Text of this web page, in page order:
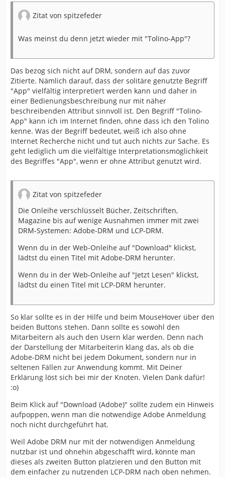
Zitat von spitzefeder
Was meinst du denn jetzt wieder mit "Tolino-App"?
Das bezog sich nicht auf DRM, sondern auf das zuvor
Zitierte. Nämlich darauf, dass der solitäre genutzte Begriff
"App" vielfältig interpretiert werden kann und daher in
einer Bedienungsbeschreibung nur mit näher
beschreibenden Attribut sinnvoll ist. Den Begriff "Tolino-
App" kann ich im Internet finden, ohne dass ich den Tolino
kenne. Was der Begriff bedeutet, weiß ich also ohne
Internet Recherche nicht und tut auch nichts zur Sache. Es
geht lediglich um die vielfältige Interpretationsmöglichkeit
des Begriffes "App", wenn er ohne Attribut genutzt wird.
Zitat von spitzefeder
Die Onleihe verschlüsselt Bücher, Zeitschriften,
Magazine bis auf wenige Ausnahmen immer mit zwei
DRM-Systemen: Adobe-DRM und LCP-DRM.
Wenn du in der Web-Onleihe auf "Download" klickst,
lädtst du einen Titel mit Adobe-DRM herunter.
Wenn du in der Web-Onleihe auf "Jetzt Lesen" klickst,
lädtst du einen Titel mit LCP-DRM herunter.
So klar sollte es in der Hilfe und beim MouseHover über den
beiden Buttons stehen. Dann sollte es sowohl den
Mitarbeitern als auch den Usern klar werden. Denn nach
der Darstellung der Mitarbeiterin klang das, als ob die
Adobe-DRM nicht bei jedem Dokument, sondern nur in
seltenen Fällen zur Anwendung kommt. Mit Deiner
Erklärung löst sich bei mir der Knoten. Vielen Dank dafür!
:o)
Beim Klick auf "Download (Adobe)" sollte zudem ein Hinweis
aufpoppen, wenn man die notwendige Adobe Anmeldung
noch nicht durchgeführt hat.
Weil Adobe DRM nur mit der notwendigen Anmeldung
nutzbar ist und ohnehin abgeschafft wird, könnte man
dieses als zweiten Button platzieren und den Button mit
dem einfacher zu nutzenden LCP-DRM nach oben nehmen.